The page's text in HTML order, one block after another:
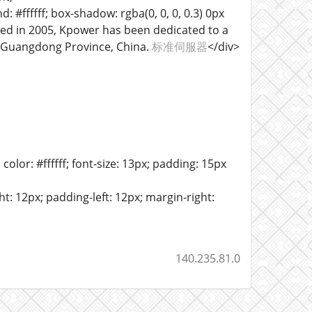
#ffffff; box-shadow: rgba(0, 0, 0, 0.3) 0px
in 2005, Kpower has been dedicated to a
Province, China. 标准伺服器</div>
#ffffff; font-size: 13px; padding: 15px
12px; padding-left: 12px; margin-right:
140.235.81.0